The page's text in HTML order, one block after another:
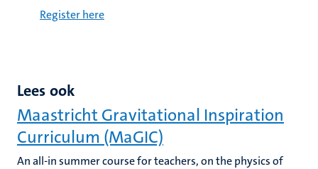
Register here
Lees ook
Maastricht Gravitational Inspiration
Curriculum (MaGIC)
An all-in summer course for teachers, on the physics of